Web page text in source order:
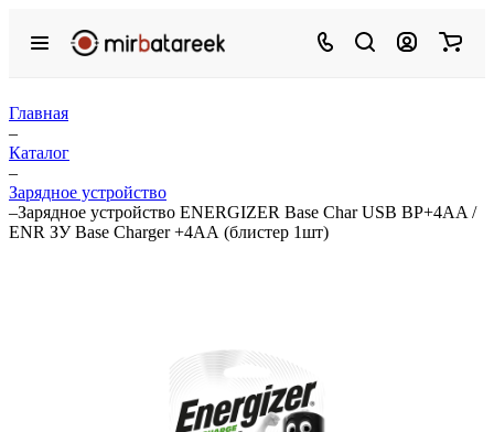
Главная
–
Каталог
–
Зарядное устройство
–Зарядное устройство ENERGIZER Base Char USB BP+4AA /
ENR ЗУ Base Charger +4АА (блистер 1шт)